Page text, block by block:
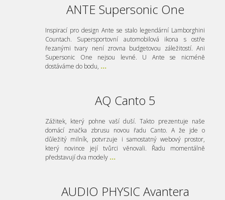
ANTE Supersonic One
Inspirací pro design Ante se stalo legendární Lamborghini
Countach. Supersportovní automobilová ikona s ostře
řezanými tvary není zrovna budgetovou záležitostí. Ani
Supersonic One nejsou levné. U Ante se nicméně
dostáváme do bodu, ...
AQ Canto 5
Zážitek, který pohne vaší duší. Takto prezentuje naše
domácí značka zbrusu novou řadu Canto. A že jde o
důležitý milník, potvrzuje i samostatný webový prostor,
který novince její tvůrci věnovali. Řadu momentálně
představují dva modely ...
AUDIO PHYSIC Avantera